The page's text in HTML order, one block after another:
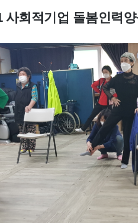
사회적기업 돌봄인력